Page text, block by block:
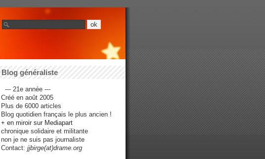
Blog généraliste
--- 21e année ---
Créé en août 2005
Plus de 6000 articles
Blog quotidien français le plus ancien !
+ en miroir sur Mediapart
chronique solidaire et militante
non je ne suis pas journaliste
Contact: jjbirge(at)drame.org